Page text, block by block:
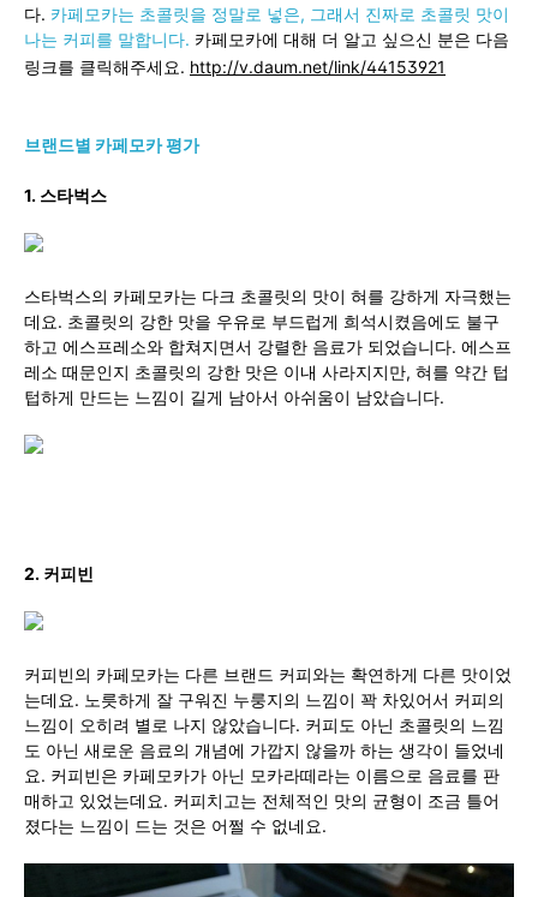
다. 카페모카는 초콜릿을 정말로 넣은, 그래서 진짜로 초콜릿 맛이
나는 커피를 말합니다. 카페모카에 대해 더 알고 싶으신 분은 다음
링크를 클릭해주세요. http://v.daum.net/link/44153921
브랜드별 카페모카 평가
1. 스타벅스
스타벅스의 카페모카는 다크 초콜릿의 맛이 혀를 강하게 자극했는
데요. 초콜릿의 강한 맛을 우유로 부드럽게 희석시켰음에도 불구
하고 에스프레소와 합쳐지면서 강렬한 음료가 되었습니다. 에스프
레소 때문인지 초콜릿의 강한 맛은 이내 사라지지만, 혀를 약간 텁
텁하게 만드는 느낌이 길게 남아서 아쉬움이 남았습니다.
2. 커피빈
커피빈의 카페모카는 다른 브랜드 커피와는 확연하게 다른 맛이었
는데요. 노릇하게 잘 구워진 누룽지의 느낌이 꽉 차있어서 커피의
느낌이 오히려 별로 나지 않았습니다. 커피도 아닌 초콜릿의 느낌
도 아닌 새로운 음료의 개념에 가깝지 않을까 하는 생각이 들었네
요. 커피빈은 카페모카가 아닌 모카라떼라는 이름으로 음료를 판
매하고 있었는데요. 커피치고는 전체적인 맛의 균형이 조금 틀어
졌다는 느낌이 드는 것은 어쩔 수 없네요.